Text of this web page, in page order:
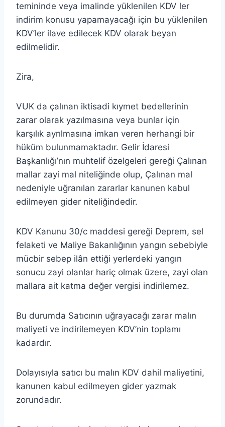
temininde veya imalinde yüklenilen KDV ler
indirim konusu yapamayacağı için bu yüklenilen
KDV’ler ilave edilecek KDV olarak beyan
edilmelidir.
Zira,
VUK da çalınan iktisadi kıymet bedellerinin
zarar olarak yazılmasına veya bunlar için
karşılık ayrılmasına imkan veren herhangi bir
hüküm bulunmamaktadır. Gelir İdaresi
Başkanlığı’nın muhtelif özelgeleri gereği Çalınan
mallar zayi mal niteliğinde olup, Çalınan mal
nedeniyle uğranılan zararlar kanunen kabul
edilmeyen gider niteliğindedir.
KDV Kanunu 30/c maddesi gereği Deprem, sel
felaketi ve Maliye Bakanlığının yangın sebebiyle
mücbir sebep ilân ettiği yerlerdeki yangın
sonucu zayi olanlar hariç olmak üzere, zayi olan
mallara ait katma değer vergisi indirilemez.
Bu durumda Satıcının uğrayacağı zarar malın
maliyeti ve indirilemeyen KDV’nin toplamı
kadardır.
Dolayısıyla satıcı bu malın KDV dahil maliyetini,
kanunen kabul edilmeyen gider yazmak
zorundadır.